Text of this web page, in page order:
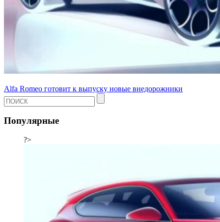
Alfa Romeo готовит к выпуску новые внедорожники
Популярные
?>